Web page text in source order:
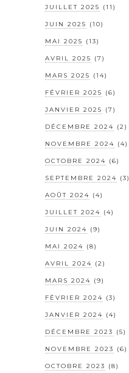
JUILLET 2025 (11)
JUIN 2025 (10)
MAI 2025 (13)
AVRIL 2025 (7)
MARS 2025 (14)
FÉVRIER 2025 (6)
JANVIER 2025 (7)
DÉCEMBRE 2024 (2)
NOVEMBRE 2024 (4)
OCTOBRE 2024 (6)
SEPTEMBRE 2024 (3)
AOÛT 2024 (4)
JUILLET 2024 (4)
JUIN 2024 (9)
MAI 2024 (8)
AVRIL 2024 (2)
MARS 2024 (9)
FÉVRIER 2024 (3)
JANVIER 2024 (4)
DÉCEMBRE 2023 (5)
NOVEMBRE 2023 (6)
OCTOBRE 2023 (8)